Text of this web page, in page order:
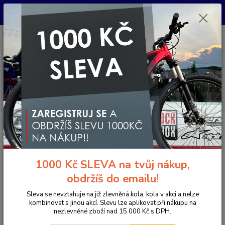
Pro nachystání kola / doplňků na prodejně si prosím zavolejte dopředu.
Menu
CZK
Hledat
+420 733 792 733
PO-PÁ 10:00-17:00 | SO: 9:00-12:00
Úvod Jízdní kola Celoodpružená kola
Celoodpružená kola
Celoodpružená kola jsou ideální pro náročnou horskou cyklistiku,
nabízející výkon, komfort a ovladatelnost. Dostupná ve
nebo karbonovým rámem.
Díky špičkovému odpružení od značek Rock Shox, Fox, Suntour,
1000 Kč SLEVA na tvůj nákup,
obdržíš do emailu!
Sleva se nevztahuje na již zlevněná kola, kola v akci a nelze
kombinovat s jinou akcí. Slevu lze aplikovat při nákupu na
nezlevněné zboží nad 15.000 Kč s DPH.